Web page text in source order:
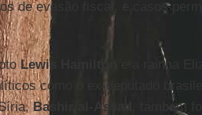
de evasão fiscal, e casos
Lewis Hamilton
e a rainha
como o ex-deputado
Bashir al-Assad
, também